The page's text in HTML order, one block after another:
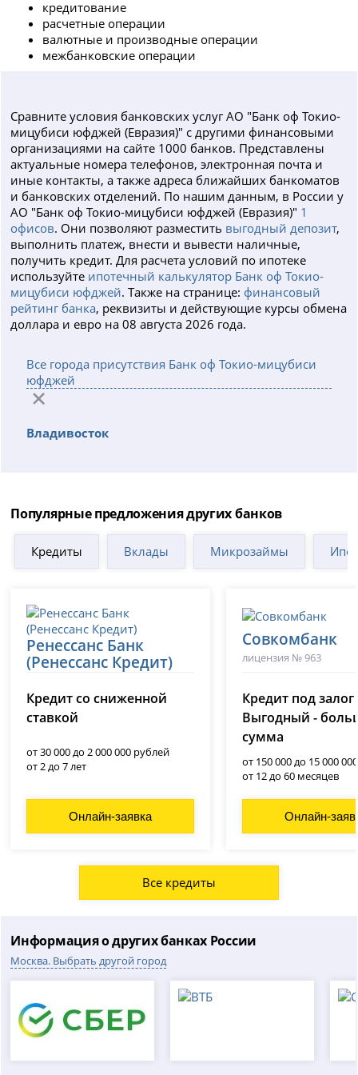
кредитование
расчетные операции
валютные и производные операции
межбанковские операции
Сравните условия банковских услуг АО "Банк оф Токио-
мицубиси юфджей (Евразия)" с другими финансовыми
организациями на сайте 1000 банков. Представлены
актуальные номера телефонов, электронная почта и
иные контакты, а также адреса ближайших банкоматов
и банковских отделений. По нашим данным, в России у
АО "Банк оф Токио-мицубиси юфджей (Евразия)" 1
офисов. Они позволяют разместить выгодный депозит,
выполнить платеж, внести и вывести наличные,
получить кредит. Для расчета условий по ипотеке
используйте ипотечный калькулятор Банк оф Токио-
мицубиси юфджей. Также на странице:финансовый
рейтинг банка, реквизиты и действующие курсы обмена
доллара и евро на 08 августа 2026 года.
Все города присутствия Банк оф Токио-мицубиси
юфджей
Владивосток
Популярные предложения других банков
Кредиты Вклады Микрозаймы
Ренессанс Банк
(Ренессанс Кредит)
Кредит со сниженной
ставкой
от 30 000 до 2 000 000 рублей
от 2 до 7 лет
Онлайн-заявка
Совкомбанк
лицензия № 963
Кредит под залог
Выгодный -
сумма
от 150 000 до 15 000
от 12 до 60 месяцев
Онлайн-
Все кредиты
Информация о других банках России
Москва. Выбрать другой город